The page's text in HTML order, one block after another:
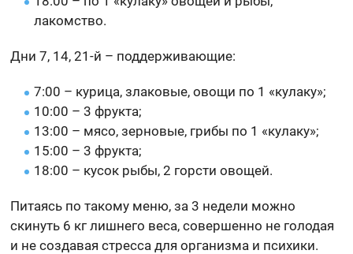
лакомство.
Дни 7, 14, 21-й – поддерживающие:
7:00 – курица, злаковые, овощи по 1 «кулаку»;
10:00 – 3 фрукта;
13:00 – мясо, зерновые, грибы по 1 «кулаку»;
15:00 – 3 фрукта;
18:00 – кусок рыбы, 2 горсти овощей.
Питаясь по такому меню, за 3 недели можно
скинуть 6 кг лишнего веса, совершенно не голодая
и не создавая стресса для организма и психики.